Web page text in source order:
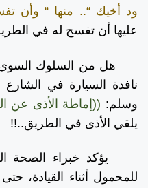
ود أخيك “.. منها “ وأن
عليها أن تفسح له في
هل من السلوك السوي
نافدة السيارة في
وسلم: ((إماطة الأذى عن
يلقي الأذى في الطريق..!!
يؤكد خبراء الصحة
للمحمول أثناء